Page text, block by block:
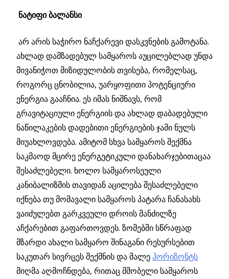
ნატიფი ბალანსი
არ არის საჭირო ნაჩქარევი დასკვნების გამოტანა.
ახლად დამზადებულ სამყაროს აუცილებლად უნდა
მივანიჭოთ მიზიდულობის თვისება, რომელსაც,
როგორც ცნობილია, უარყოფითი პოტენციური
ენერგია გააჩნია. ეს იმას ნიშნავს, რომ
გრავიტაციული ენერგიის და ახლად დაბადებული
ნაწილაკების დადებითი ენერგიების ჯამი ნულს
მიუახლოვდება. ამიტომ სხვა სამყაროს შექმნა
საკმაოდ მცირე ენერგეტიკული დანახარჯებითაცაა
შესაძლებელი. ხოლო სამყაროსეული
კანიბალიზმის თავიდან აცილება შესაძლებელი
იქნება თუ მომავალი სამყაროს პატარა ჩანასახს
ვაიძულებთ გარკვეული დროის მანძილზე
აჩქარებით გაფართოვდეს. ზომებში სწრაფად
მზარდი ახალი სამყარო შინაგანი რესურსებით
საკუთარ სივრცეს შექმნის და მალეჰორიზონტს
მიღმა აღმოჩნდება, რითაც მშობელი სამყაროს